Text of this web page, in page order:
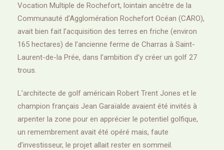
Vocation Multiple de Rochefort, lointain ancêtre de la
Communauté d’Agglomération Rochefort Océan (CARO),
avait bien fait l’acquisition des terres en friche (environ
165 hectares) de l’ancienne ferme de Charras à Saint-
Laurent-de-la Prée, dans l’ambition d’y créer un golf 27
trous.
L’architecte de golf américain Robert Trent Jones et le
champion français Jean Garaïalde avaient été invités à
arpenter la zone pour en apprécier le potentiel golfique,
un remembrement avait été opéré mais, faute
d’investisseur, le projet allait rester en sommeil.